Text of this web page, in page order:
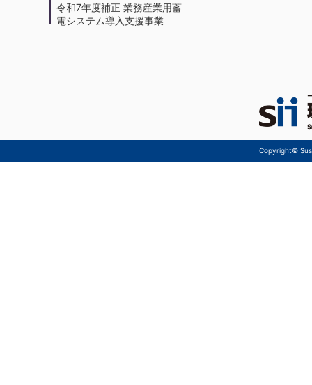
令和7年度補正 業務産業用蓄
電システム導入支援事業
Copyright©